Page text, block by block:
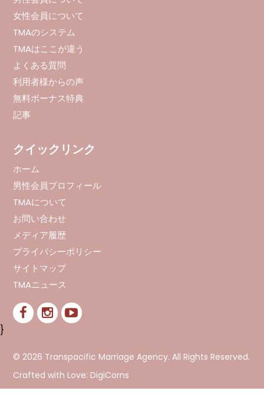
女性会員について
TMAのシステム
TMAはここが違う
よくある質問
利用者様からの声
無料ボーナス特典
記事
クイックリンク
ホーム
男性会員プロフィール
TMAについて
お問い合わせ
メディア履歴
プライバシーポリシー
サイトマップ
TMAニュース
}
© 2026 Transpacific Marriage Agency. All Rights Reserved.
Crafted with Love: DigiCorns